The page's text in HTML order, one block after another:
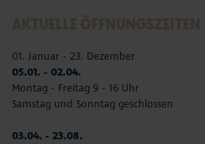
01. Januar - 23. Dezember
05.01. - 02.04.
Montag - Freitag 9 - 16 Uhr
Samstag und Sonntag geschlossen
03.04. - 23.08.